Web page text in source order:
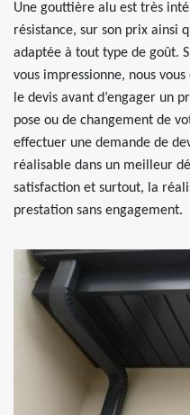
Une gouttière alu est très
résistance, sur son prix ainsi
adaptée à tout type de goût.
vous impressionne, nous
le devis avant d’engager un
pose ou de changement de
effectuer une demande de
réalisable dans un meilleur
satisfaction et surtout, la
prestation sans engagement.